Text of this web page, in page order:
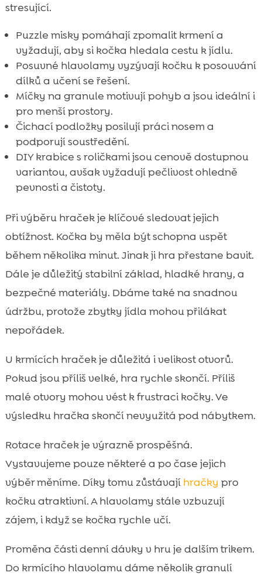
stresující.
Puzzle misky pomáhají zpomalit krmení a
vyžadují, aby si kočka hledala cestu k jídlu.
Posuvné hlavolamy vyzývají kočku k posouvání
dílků a učení se řešení.
Míčky na granule motivují pohyb a jsou ideální i
pro menší prostory.
Čichací podložky posilují práci nosem a
podporují soustředění.
DIY krabice s roličkami jsou cenově dostupnou
variantou, avšak vyžadují pečlivost ohledně
pevnosti a čistoty.
Při výběru hraček je klíčové sledovat jejich
obtížnost. Kočka by měla být schopna uspět
během několika minut. Jinak ji hra přestane bavit.
Dále je důležitý stabilní základ, hladké hrany, a
bezpečné materiály. Dbáme také na snadnou
údržbu, protože zbytky jídla mohou přilákat
nepořádek.
U krmících hraček je důležitá i velikost otvorů.
Pokud jsou příliš velké, hra rychle skončí. Příliš
malé otvory mohou vést k frustraci kočky. Ve
výsledku hračka skončí nevyužitá pod nábytkem.
Rotace hraček je výrazně prospěšná.
Vystavujeme pouze některé a po čase jejich
výběr měníme. Díky tomu zůstávají hračky pro
kočku atraktivní. A hlavolamy stále vzbuzují
zájem, i když se kočka rychle učí.
Proměna části denní dávky v hru je dalším trikem.
Do krmícího hlavolamu dáme několik granulí